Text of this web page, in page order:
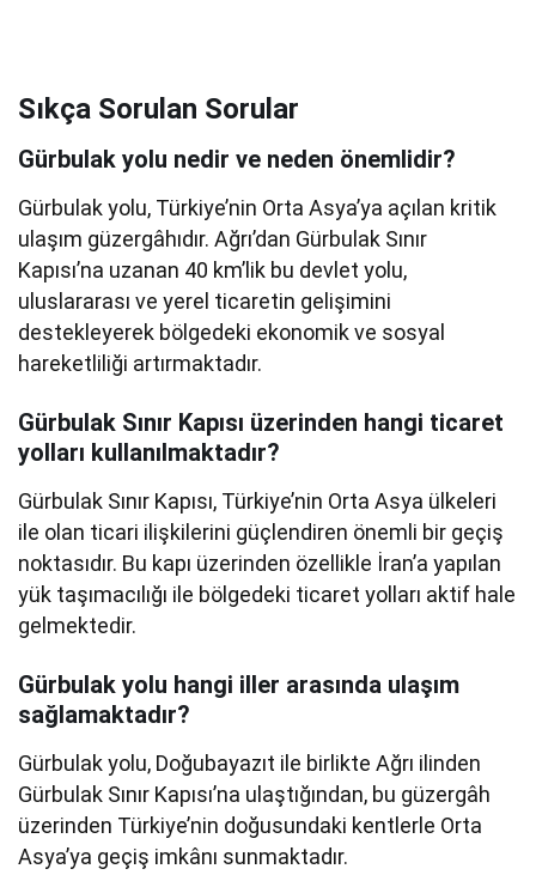
Sıkça Sorulan Sorular
Gürbulak yolu nedir ve neden önemlidir?
Gürbulak yolu, Türkiye’nin Orta Asya’ya açılan kritik
ulaşım güzergâhıdır. Ağrı’dan Gürbulak Sınır
Kapısı’na uzanan 40 km’lik bu devlet yolu,
uluslararası ve yerel ticaretin gelişimini
destekleyerek bölgedeki ekonomik ve sosyal
hareketliliği artırmaktadır.
Gürbulak Sınır Kapısı üzerinden hangi ticaret
yolları kullanılmaktadır?
Gürbulak Sınır Kapısı, Türkiye’nin Orta Asya ülkeleri
ile olan ticari ilişkilerini güçlendiren önemli bir geçiş
noktasıdır. Bu kapı üzerinden özellikle İran’a yapılan
yük taşımacılığı ile bölgedeki ticaret yolları aktif hale
gelmektedir.
Gürbulak yolu hangi iller arasında ulaşım
sağlamaktadır?
Gürbulak yolu, Doğubayazıt ile birlikte Ağrı ilinden
Gürbulak Sınır Kapısı’na ulaştığından, bu güzergâh
üzerinden Türkiye’nin doğusundaki kentlerle Orta
Asya’ya geçiş imkânı sunmaktadır.